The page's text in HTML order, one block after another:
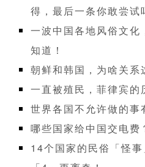
得，最后一条你敢尝试
一波中国各地风俗文化
知道！
朝鲜和韩国，为啥关系
一直被殖民，菲律宾的
世界各国不允许做的事
哪些国家给中国交电费
14个国家的民俗「怪